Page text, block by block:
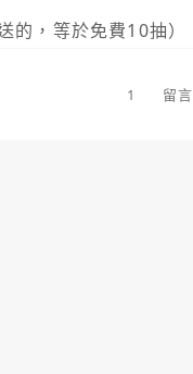
的，等於免費10抽）
/往期圖紙
1 留言